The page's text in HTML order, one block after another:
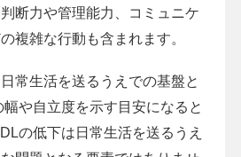
断力や管理能力、コミュニケ
複雑な行動も含まれます。
常生活を送るうえでの基盤と
や自立度を示す目安になると
の低下は日常生活を送るうえ